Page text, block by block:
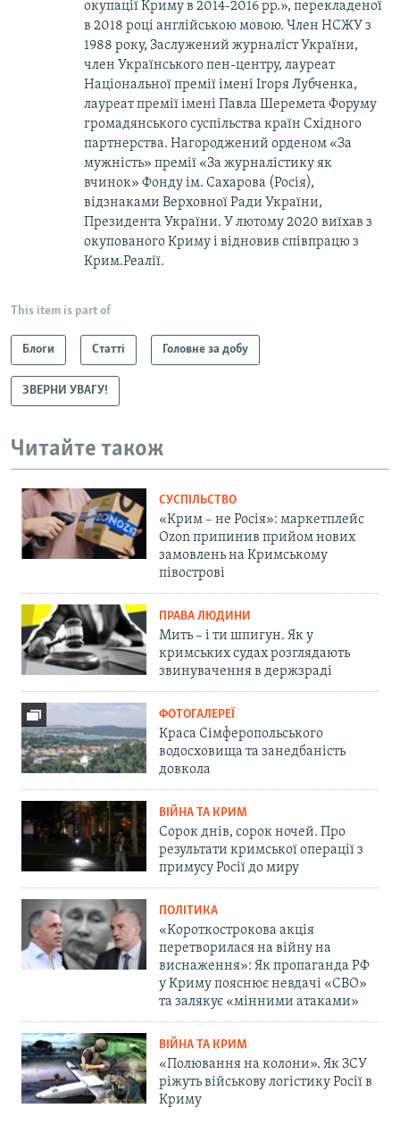
окупації Криму в 2014-2016 рр.», перекладеної
в 2018 році англійською мовою. Член НСЖУ з
1988 року, Заслужений журналіст України,
член Українського пен-центру, лауреат
Національної премії імені Ігоря Лубченка,
лауреат премії імені Павла Шеремета Форуму
громадянського суспільства країн Східного
партнерства. Нагороджений орденом «За
мужність» премії «За журналістику як
вчинок» Фонду ім. Сахарова (Росія),
відзнаками Верховної Ради України,
Президента України. У лютому 2020 виїхав з
окупованого Криму і відновив співпрацю з
Крим.Реалії.
This item is part of
Блоги Статті Головне за добу
ЗВЕРНИ УВАГУ!
Читайте також
СУСПІЛЬСТВО
«Крим – не Росія»: маркетплейс
Ozon припинив прийом нових
замовлень на Кримському
півострові
ПРАВА ЛЮДИНИ
Мить – і ти шпигун. Як у
кримських судах розглядають
звинувачення в держзраді
ФОТОГАЛЕРЕЇ
Краса Сімферопольського
водосховища та занедбаність
довкола
ВІЙНА ТА КРИМ
Сорок днів, сорок ночей. Про
результати кримської операції з
примусу Росії до миру
ПОЛІТИКА
«Короткострокова акція
перетворилася на війну на
виснаження»: Як пропаганда РФ
у Криму пояснює невдачі «СВО»
та залякує «мінними атаками»
ВІЙНА ТА КРИМ
«Полювання на колони». Як ЗСУ
ріжуть військову логістику Росії в
Криму